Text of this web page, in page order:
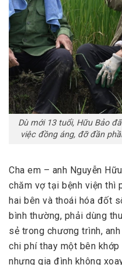
Dù mới 13 tuổi, Hữu Bảo
việc đồng áng, đỡ đần
Cha em – anh Nguyễn
chăm vợ tại bệnh viện thì
hai bên và thoái hóa đốt
bình thường, phải dùng
sẻ trong chương trình,
chi phí thay một bên
nhưng gia đình không